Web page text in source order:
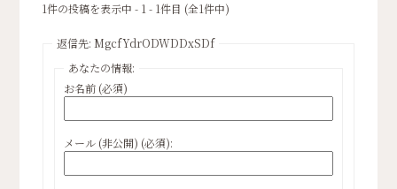
1件の投稿を表示中 - 1 - 1件目 (全1件中)
返信先: MgcfYdrODWDDxSDf
あなたの情報:
お名前 (必須)
メール (非公開) (必須):